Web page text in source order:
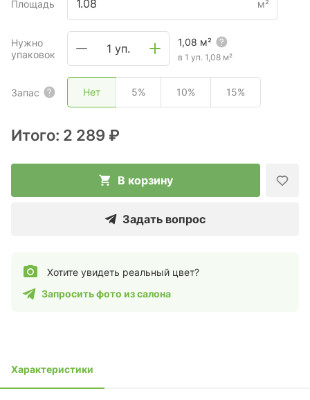
Площадь м²
Нужно
упаковок
1 уп. 1,08 м²
в 1 уп. 1,08 м²
Запас Нет 5% 10% 15%
Итого: 2 289 ₽
В корзину
Задать вопрос
Хотите увидеть реальный цвет?
Запросить фото из салона
Характеристики